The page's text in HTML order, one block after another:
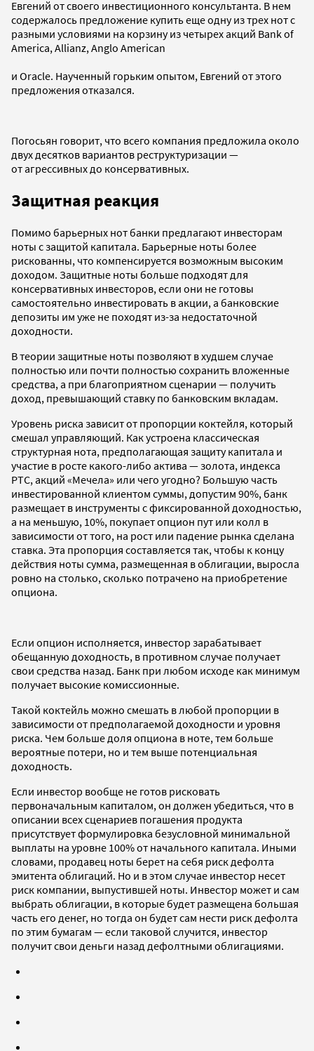
Евгений от своего инвестиционного консультанта. В нем
содержалось предложение купить еще одну из трех нот с
разными условиями на корзину из четырех акций Bank of
America, Allianz, Anglo American
и Oracle. Наученный горьким опытом, Евгений от этого
предложения отказался.
Погосьян говорит, что всего компания предложила около
двух десятков вариантов реструктуризации —
от агрессивных до консервативных.
Защитная реакция
Помимо барьерных нот банки предлагают инвесторам
ноты с защитой капитала. Барьерные ноты более
рискованны, что компенсируется возможным высоким
доходом. Защитные ноты больше подходят для
консервативных инвесторов, если они не готовы
самостоятельно инвестировать в акции, а банковские
депозиты им уже не походят из-за недостаточной
доходности.
В теории защитные ноты позволяют в худшем случае
полностью или почти полностью сохранить вложенные
средства, а при благоприятном сценарии — получить
доход, превышающий ставку по банковским вкладам.
Уровень риска зависит от пропорции коктейля, который
смешал управляющий. Как устроена классическая
структурная нота, предполагающая защиту капитала и
участие в росте какого-либо актива — золота, индекса
РТС, акций «Мечела» или чего угодно? Большую часть
инвестированной клиентом суммы, допустим 90%, банк
размещает в инструменты с фиксированной доходностью,
а на меньшую, 10%, покупает опцион пут или колл в
зависимости от того, на рост или падение рынка сделана
ставка. Эта пропорция составляется так, чтобы к концу
действия ноты сумма, размещенная в облигации, выросла
ровно на столько, сколько потрачено на приобретение
опциона.
Если опцион исполняется, инвестор зарабатывает
обещанную доходность, в противном случае получает
свои средства назад. Банк при любом исходе как минимум
получает высокие комиссионные.
Такой коктейль можно смешать в любой пропорции в
зависимости от предполагаемой доходности и уровня
риска. Чем больше доля опциона в ноте, тем больше
вероятные потери, но и тем выше потенциальная
доходность.
Если инвестор вообще не готов рисковать
первоначальным капиталом, он должен убедиться, что в
описании всех сценариев погашения продукта
присутствует формулировка безусловной минимальной
выплаты на уровне 100% от начального капитала. Иными
словами, продавец ноты берет на себя риск дефолта
эмитента облигаций. Но и в этом случае инвестор несет
риск компании, выпустившей ноты. Инвестор может и сам
выбрать облигации, в которые будет размещена большая
часть его денег, но тогда он будет сам нести риск дефолта
по этим бумагам — если таковой случится, инвестор
получит свои деньги назад дефолтными облигациями.